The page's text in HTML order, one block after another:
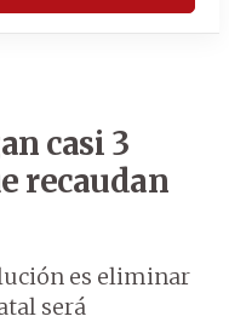
casi 3
recaudan
es eliminar
será